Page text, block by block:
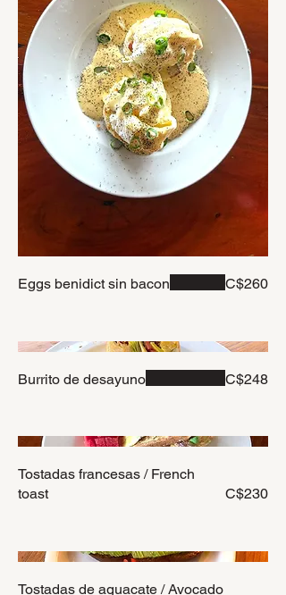
Eggs benidict sin bacon C$260
Burrito de desayuno C$248
Tostadas francesas / French
toast
C$230
Tostadas de aguacate / Avocado